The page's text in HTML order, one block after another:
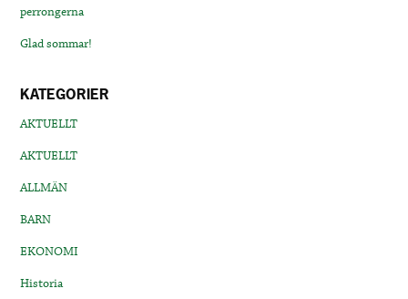
perrongerna
Glad sommar!
KATEGORIER
AKTUELLT
AKTUELLT
ALLMÄN
BARN
EKONOMI
Historia